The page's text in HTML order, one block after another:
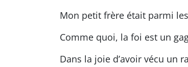
Mon petit frère était parmi
Comme quoi, la foi est un
Dans la joie d’avoir vécu un